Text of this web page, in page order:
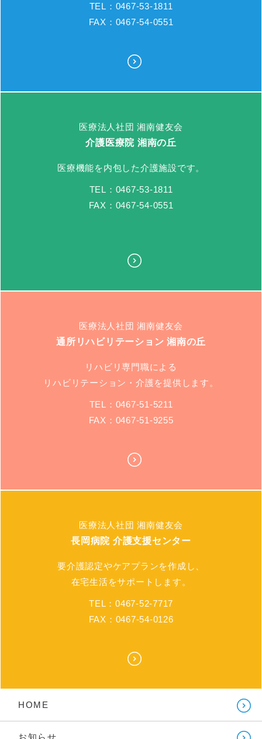
TEL：0467-53-1811
FAX：0467-54-0551
医療法人社団 湘南健友会
介護医療院 湘南の丘
医療機能を内包した介護施設です。
TEL：0467-53-1811
FAX：0467-54-0551
医療法人社団 湘南健友会
通所リハビリテーション 湘南の丘
リハビリ専門職による
リハビリテーション・介護を提供します。
TEL：0467-51-5211
FAX：0467-51-9255
医療法人社団 湘南健友会
長岡病院 介護支援センター
要介護認定やケアプランを作成し、
在宅生活をサポートします。
TEL：0467-52-7717
FAX：0467-54-0126
HOME